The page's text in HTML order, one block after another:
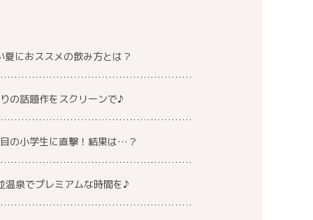
におススメの飲み方とは？
の話題作をスクリーンで♪
の小学生に直撃！結果は…？
泉でプレミアムな時間を♪